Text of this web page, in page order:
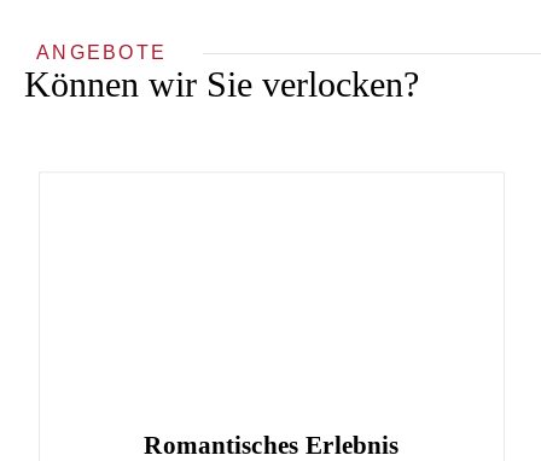
ANGEBOTE
Können wir Sie verlocken?
Romantisches Erlebnis